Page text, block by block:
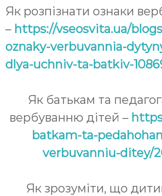
Як розпізнати ознаки
– https://vseosvita.ua/
oznaky-verbuvannia-
dlya-uchniv-ta-batkiv-
Як батькам та
вербуванню дітей –
batkam-ta-
verbuvanniu-ditey/
Як зрозуміти, що